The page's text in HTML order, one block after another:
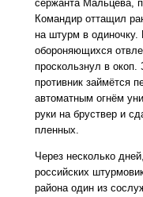
сержанта Мальцева,
Командир оттащил
на штурм в одиночку.
обороняющихся
проскользнул в
противник займётся
автоматным огнём
руки на бруствер и
пленных.
Через несколько
российских
района один из